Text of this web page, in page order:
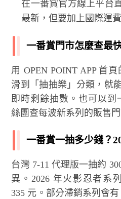
在一番賞官方線上平台
最新，但要加上國際運
一番賞門市怎麼查最
用 OPEN POINT APP 首
滑到「抽抽樂」分類，就
即時剩餘抽數。也可以到
絲團查每波新系列的販售門
一番賞一抽多少錢？
台灣 7-11 代理版一抽約
異。2026 年火影忍者系
335 元。部分滯銷系列會